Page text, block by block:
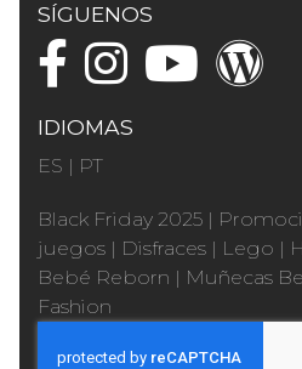
SÍGUENOS
IDIOMAS
ES | PT
Black Friday 2025 |
juegos | Disfraces | Lego |
Bebé Reborn | Muñecas
Fashion